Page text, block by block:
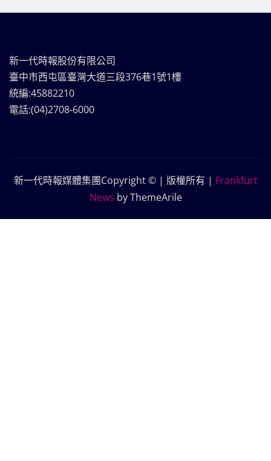
新一代時報股份有限公司
臺中市西屯區臺灣大道三段376巷1號1樓
統編:45882210
電話:(04)2708-6000
新一代時報媒體集團Copyright © | 版權所有 | Frankfurt
News by ThemeArile